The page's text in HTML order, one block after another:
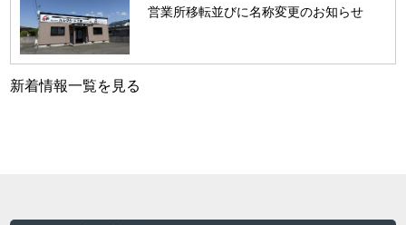
営業所移転並びに名称変更のお知らせ
新着情報一覧を見る